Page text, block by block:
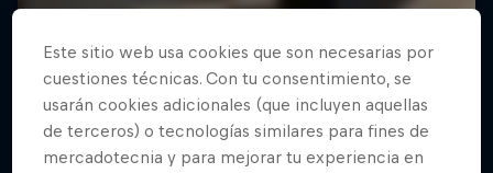
Este sitio web usa cookies que son necesarias por
cuestiones técnicas. Con tu consentimiento, se
usarán cookies adicionales (que incluyen aquellas
de terceros) o tecnologías similares para fines de
mercadotecnia y para mejorar tu experiencia en